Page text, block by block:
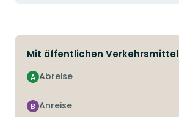
Mit öffentlichen
Abreise
A
Anreise
B